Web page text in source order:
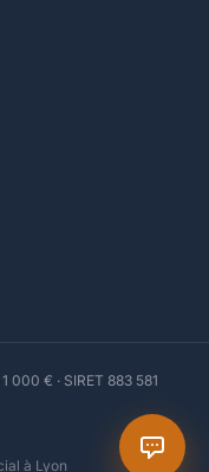
€ · SIRET 883 581
à Lyon